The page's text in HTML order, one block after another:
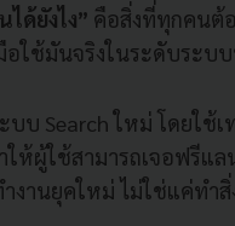
ด้ยังไง” คือสิ่งที่ทุกคนต้อ
อใช้มันจริงในระดับระ
บ Search ใหม่ โดยใช้เ
ให้ผู้ใช้สามารถเจอฟรีแ
านยุคใหม่ ไม่ใช่แค่ทำสิ่